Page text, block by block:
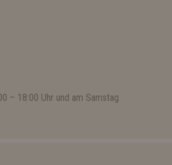
– 18:00 Uhr und am Samstag